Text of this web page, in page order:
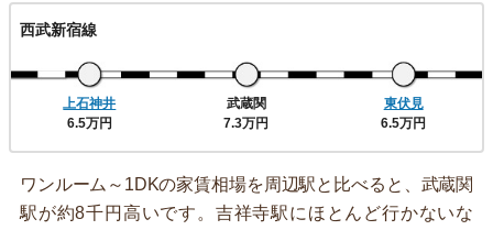
西武新宿線
上石神井
6.5万円
武蔵関
7.3万円
東伏見
6.5万円
ワンルーム～1DKの家賃相場を周辺駅と比べると、武蔵関
駅が約8千円高いです。吉祥寺駅にほとんど行かないな